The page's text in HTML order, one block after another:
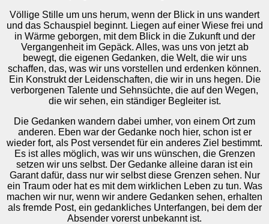
Völlige Stille um uns herum, wenn der Blick in uns wandert
und das Schauspiel beginnt. Liegen auf einer Wiese frei und
in Wärme geborgen, mit dem Blick in die Zukunft und der
Vergangenheit im Gepäck. Alles, was uns von jetzt ab
bewegt, die eigenen Gedanken, die Welt, die wir uns
schaffen, das, was wir uns vorstellen und erdenken können.
Ein Konstrukt der Leidenschaften, die wir in uns hegen. Die
verborgenen Talente und Sehnsüchte, die auf den Wegen,
die wir sehen, ein ständiger Begleiter ist.
Die Gedanken wandern dabei umher, von einem Ort zum
anderen. Eben war der Gedanke noch hier, schon ist er
wieder fort, als Post versendet für ein anderes Ziel bestimmt.
Es ist alles möglich, was wir uns wünschen, die Grenzen
setzen wir uns selbst. Der Gedanke alleine daran ist ein
Garant dafür, dass nur wir selbst diese Grenzen sehen. Nur
ein Traum oder hat es mit dem wirklichen Leben zu tun. Was
machen wir nur, wenn wir andere Gedanken sehen, erhalten
als fremde Post, ein gedankliches Unterfangen, bei dem der
Absender vorerst unbekannt ist.